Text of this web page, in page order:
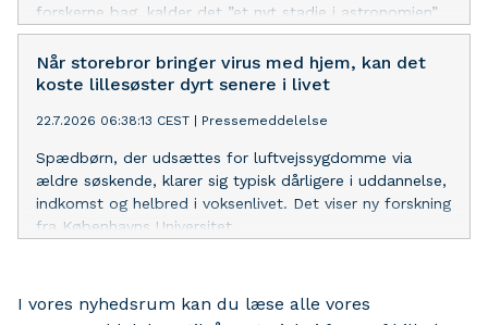
forskerne bag, kalder det ”et nyt stadie i astronomien”.
Når storebror bringer virus med hjem, kan det
koste lillesøster dyrt senere i livet
22.7.2026 06:38:13 CEST Pressemeddelelse
Spædbørn, der udsættes for luftvejssygdomme via
ældre søskende, klarer sig typisk dårligere i uddannelse,
indkomst og helbred i voksenlivet. Det viser ny forskning
fra Københavns Universitet.
I vores nyhedsrum kan du læse alle vores